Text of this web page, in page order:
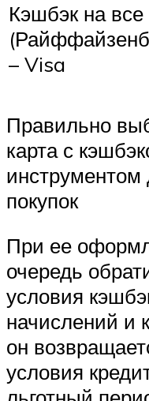
Кэшбэк на все
– Visa
Правильно
карта с
покупок
При ее
очередь
условия
начислений и
он
условия